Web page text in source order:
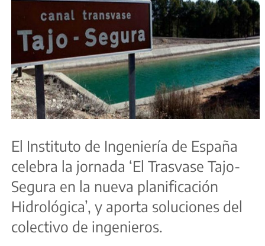
El Instituto de Ingeniería de España
celebra la jornada ‘El Trasvase Tajo-
Segura en la nueva planificación
Hidrológica’, y aporta soluciones del
colectivo de ingenieros.